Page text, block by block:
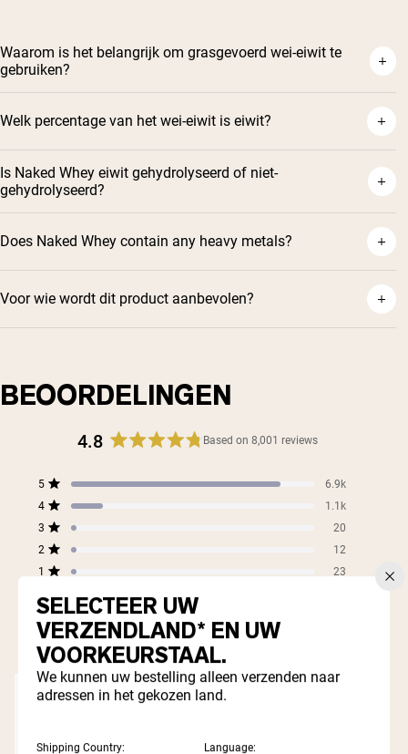
Waarom is het belangrijk om grasgevoerd wei-eiwit te
gebruiken?
Welk percentage van het wei-eiwit is eiwit?
Is Naked Whey eiwit gehydrolyseerd of niet-
gehydrolyseerd?
Does Naked Whey contain any heavy metals?
Voor wie wordt dit product aanbevolen?
BEOORDELINGEN
4.8
out
Based on 8,001 reviews
5
Rated out of 5 stars
6.9k
Total
5
star
reviews:
6.9k
4
Rated out of 5 stars
1.1k
Total
4
star
reviews:
1.1k
3
Rated out of 5 stars
20
Total
3
star
reviews:
20
2
Rated out of 5 stars
12
Total
2
star
reviews:
12
1
Rated out of 5 stars
23
Total
1
star
reviews:
23
99%
would recommend these products
SELECTEER UW
VERZENDLAND* EN UW
VOORKEURSTAAL.
We kunnen uw bestelling alleen verzenden naar
adressen in het gekozen land.
Shipping Country: Language: